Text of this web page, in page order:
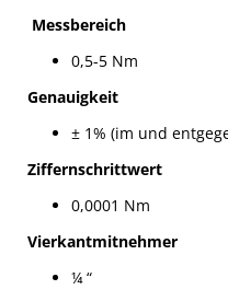
Messbereich
0,5-5 Nm
Genauigkeit
± 1% (im und
Ziffernschrittwert
0,0001 Nm
Vierkantmitnehmer
¼ “